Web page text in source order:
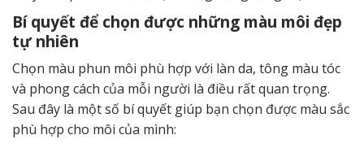
Bí quyết để chọn được những màu môi đẹp
tự nhiên
Chọn màu phun môi phù hợp với làn da, tông màu tóc
và phong cách của mỗi người là điều rất quan trọng.
Sau đây là một số bí quyết giúp bạn chọn được màu sắc
phù hợp cho môi của mình: